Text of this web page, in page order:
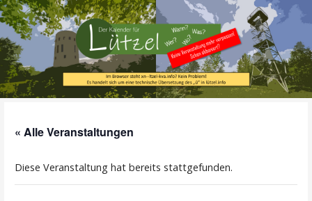
Zum
Inhalt
springen
Lützel
« Alle Veranstaltungen
Diese Veranstaltung hat bereits stattgefunden.